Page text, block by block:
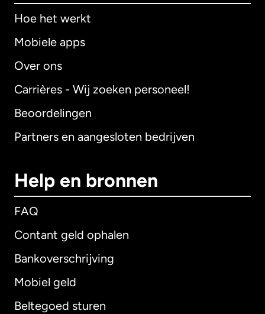
Hoe het werkt
Mobiele apps
Over ons
Carrières - Wij zoeken personeel!
Beoordelingen
Partners en aangesloten bedrijven
Help en bronnen
FAQ
Contant geld ophalen
Bankoverschrijving
Mobiel geld
Beltegoed sturen